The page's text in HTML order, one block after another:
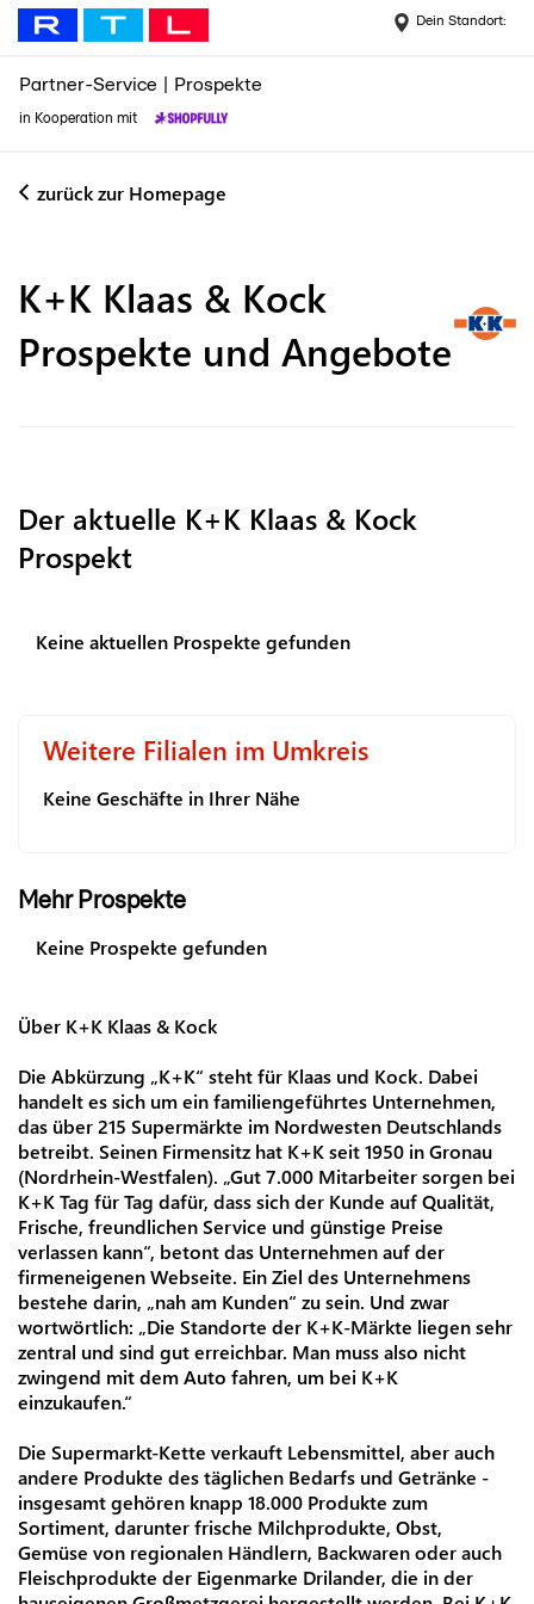
Dein Standort:
Partner-Service Prospekte
in Kooperation mit
zurück zur Homepage
Weitere Filialen im Umkreis
Keine Geschäfte in Ihrer Nähe
K+K Klaas & Kock
Prospekte und Angebote
Der aktuelle K+K Klaas & Kock
Prospekt
Keine aktuellen Prospekte gefunden
Mehr Prospekte
Keine Prospekte gefunden
Über K+K Klaas & Kock
Die Abkürzung „K+K“ steht für Klaas und Kock. Dabei
handelt es sich um ein familiengeführtes Unternehmen,
das über 215 Supermärkte im Nordwesten Deutschlands
betreibt. Seinen Firmensitz hat K+K seit 1950 in Gronau
(Nordrhein-Westfalen). „Gut 7.000 Mitarbeiter sorgen bei
K+K Tag für Tag dafür, dass sich der Kunde auf Qualität,
Frische, freundlichen Service und günstige Preise
verlassen kann“, betont das Unternehmen auf der
firmeneigenen Webseite. Ein Ziel des Unternehmens
bestehe darin, „nah am Kunden“ zu sein. Und zwar
wortwörtlich: „Die Standorte der K+K-Märkte liegen sehr
zentral und sind gut erreichbar. Man muss also nicht
zwingend mit dem Auto fahren, um bei K+K
einzukaufen.“
Die Supermarkt-Kette verkauft Lebensmittel, aber auch
andere Produkte des täglichen Bedarfs und Getränke -
insgesamt gehören knapp 18.000 Produkte zum
Sortiment, darunter frische Milchprodukte, Obst,
Gemüse von regionalen Händlern, Backwaren oder auch
Fleischprodukte der Eigenmarke Drilander, die in der